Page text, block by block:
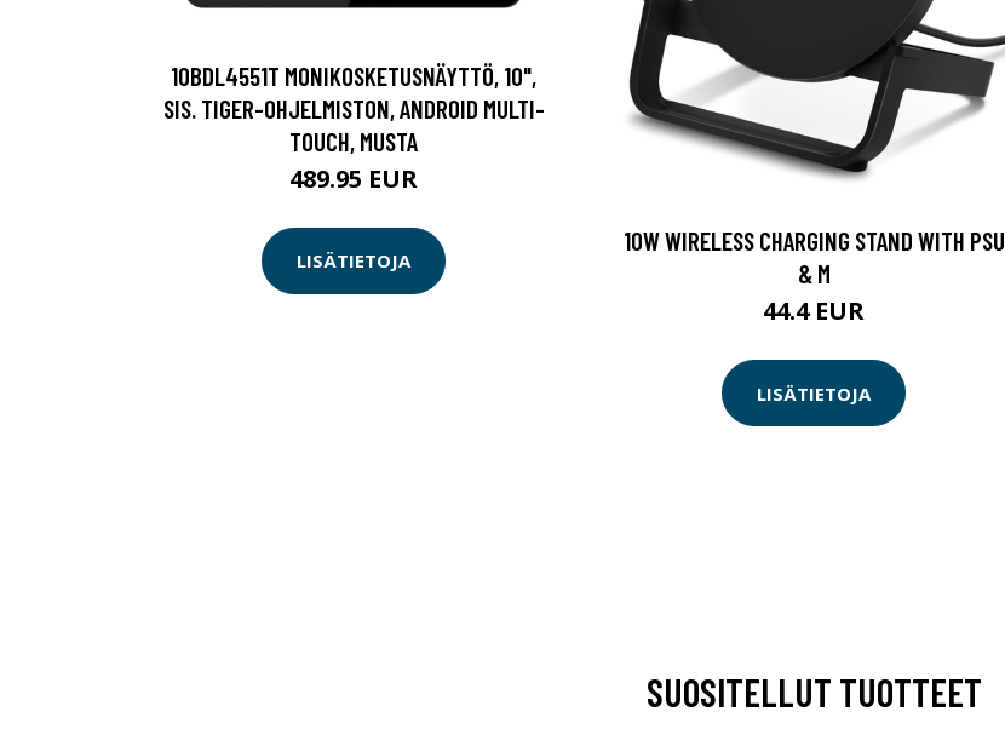
10BDL4551T MONIKOSKETUSNÄYTTÖ, 10",
SIS. TIGER-OHJELMISTON, ANDROID MULTI-
TOUCH, MUSTA
489.95 EUR
LISÄTIETOJA
10W WIRELESS CHARGING STAND WITH PSU
& M
44.4 EUR
LISÄTIETOJA
SUOSITELLUT TUOTTEET